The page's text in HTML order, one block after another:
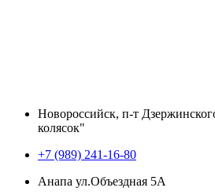
Новороссийск, п-т
колясок"
+7 (989) 241-16-80
Анапа ул.Объездная 5А